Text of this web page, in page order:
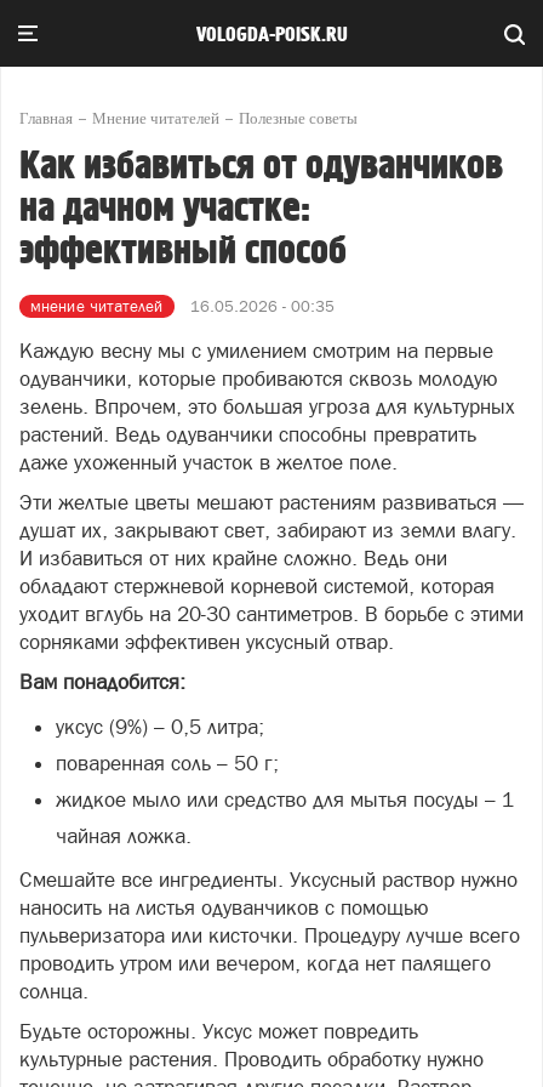
VOLOGDA-POISK.RU
Главная Мнение читателей Полезные советы
Как избавиться от одуванчиков
на дачном участке:
эффективный способ
мнение читателей 16.05.2026 - 00:35
Каждую весну мы с умилением смотрим на первые
одуванчики, которые пробиваются сквозь молодую
зелень. Впрочем, это большая угроза для культурных
растений. Ведь одуванчики способны превратить
даже ухоженный участок в желтое поле.
Эти желтые цветы мешают растениям развиваться —
душат их, закрывают свет, забирают из земли влагу.
И избавиться от них крайне сложно. Ведь они
обладают стержневой корневой системой, которая
уходит вглубь на 20-30 сантиметров. В борьбе с этими
сорняками эффективен уксусный отвар.
Вам понадобится:
уксус (9%) – 0,5 литра;
поваренная соль – 50 г;
жидкое мыло или средство для мытья посуды – 1
чайная ложка.
Смешайте все ингредиенты. Уксусный раствор нужно
наносить на листья одуванчиков с помощью
пульверизатора или кисточки. Процедуру лучше всего
проводить утром или вечером, когда нет палящего
солнца.
Будьте осторожны. Уксус может повредить
культурные растения. Проводить обработку нужно